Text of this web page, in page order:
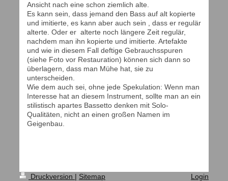
Ansicht nach eine schon ziemlich alte.
Es kann sein, dass jemand den Bass auf alt kopierte
und imitierte, es kann aber auch sein , dass er regulär
alterte. Oder er alterte noch längere Zeit regulär,
nachdem man ihn kopierte und imitierte. Artefakte
und wie in diesem Fall deftige Gebrauchsspuren
(siehe Foto vor Restauration) können sich dann so
überlagern, dass man Mühe hat, sie zu
unterscheiden.
Wie dem auch sei, ohne jede Spekulation: Wenn man
Interesse hat an diesem Instrument, sollte man an ein
stilistisch apartes Bassetto denken mit Solo-
Qualitäten, nicht an einen großen Namen im
Geigenbau.
Druckversion | Sitemap Login